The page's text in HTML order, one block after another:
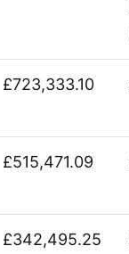
£723,333.10
£515,471.09
£342,495.25